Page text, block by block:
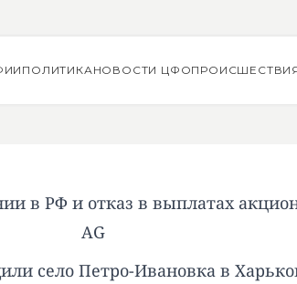
ПОЛИТИКАНОВОСТИ ЦФО
в РФ и отказ в выплатах
AG
село Петро-Ивановка в